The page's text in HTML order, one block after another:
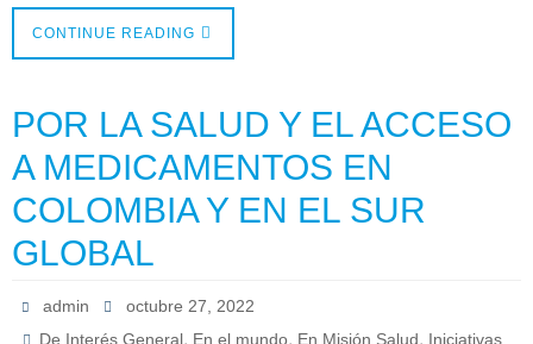
CONTINUE READING
POR LA SALUD Y EL ACCESO
A MEDICAMENTOS EN
COLOMBIA Y EN EL SUR
GLOBAL
admin
octubre 27, 2022
De Interés General, En el mundo, En Misión Salud, Iniciativas